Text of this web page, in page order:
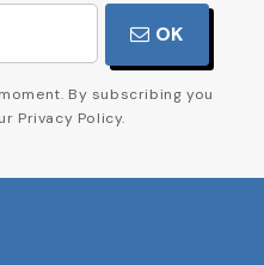
OK
By subscribing you
Privacy Policy.